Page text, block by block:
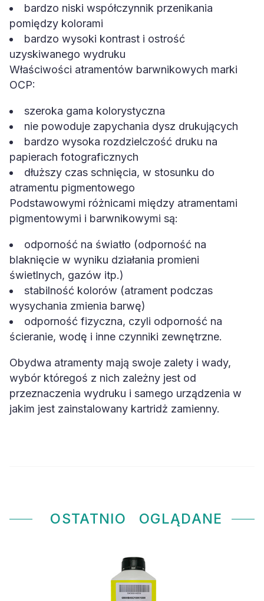
bardzo niski współczynnik przenikania
pomiędzy kolorami
bardzo wysoki kontrast i ostrość
uzyskiwanego wydruku
Właściwości atramentów barwnikowych marki
OCP:
szeroka gama kolorystyczna
nie powoduje zapychania dysz drukujących
bardzo wysoka rozdzielczość druku na
papierach fotograficznych
dłuższy czas schnięcia, w stosunku do
atramentu pigmentowego
Podstawowymi różnicami między atramentami
pigmentowymi i barwnikowymi są:
odporność na światło (odporność na
blaknięcie w wyniku działania promieni
świetlnych, gazów itp.)
stabilność kolorów (atrament podczas
wysychania zmienia barwę)
odporność fizyczna, czyli odporność na
ścieranie, wodę i inne czynniki zewnętrzne.
Obydwa atramenty mają swoje zalety i wady,
wybór któregoś z nich zależny jest od
przeznaczenia wydruku i samego urządzenia w
jakim jest zainstalowany kartridż zamienny.
OSTATNIO OGLĄDANE